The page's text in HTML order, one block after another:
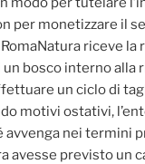
per monetizzare il
riceve la
bosco interno alla
un ciclo di
motivi ostativi,
avvenga nei termini
avesse previsto un